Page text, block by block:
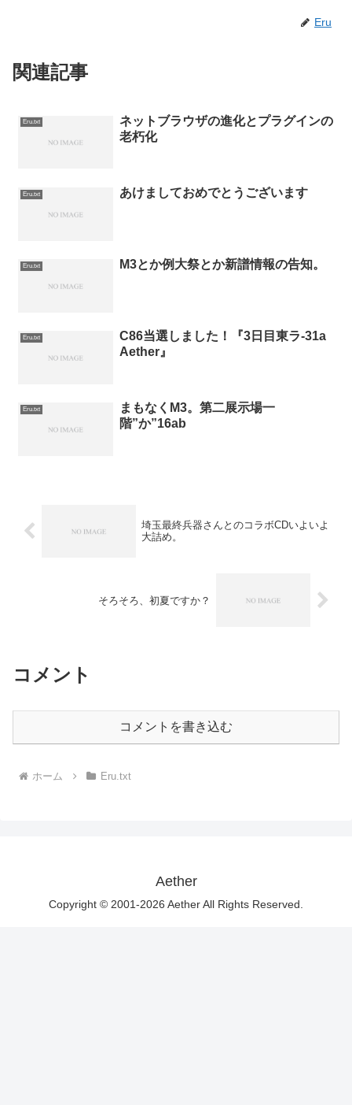
Eru
関連記事
Eru.txt
ネットブラウザの進化とプラグインの
老朽化
Eru.txt あけましておめでとうございます
Eru.txt M3とか例大祭とか新譜情報の告知。
Eru.txt
C86当選しました！『3日目東ラ-31a
Aether』
Eru.txt
まもなくM3。第二展示場一
階”か”16ab
埼玉最終兵器さんとのコラボCDいよいよ
大詰め。
そろそろ、初夏ですか？
コメント
コメントを書き込む
ホーム Eru.txt
Aether
Copyright © 2001-2026 Aether All Rights Reserved.